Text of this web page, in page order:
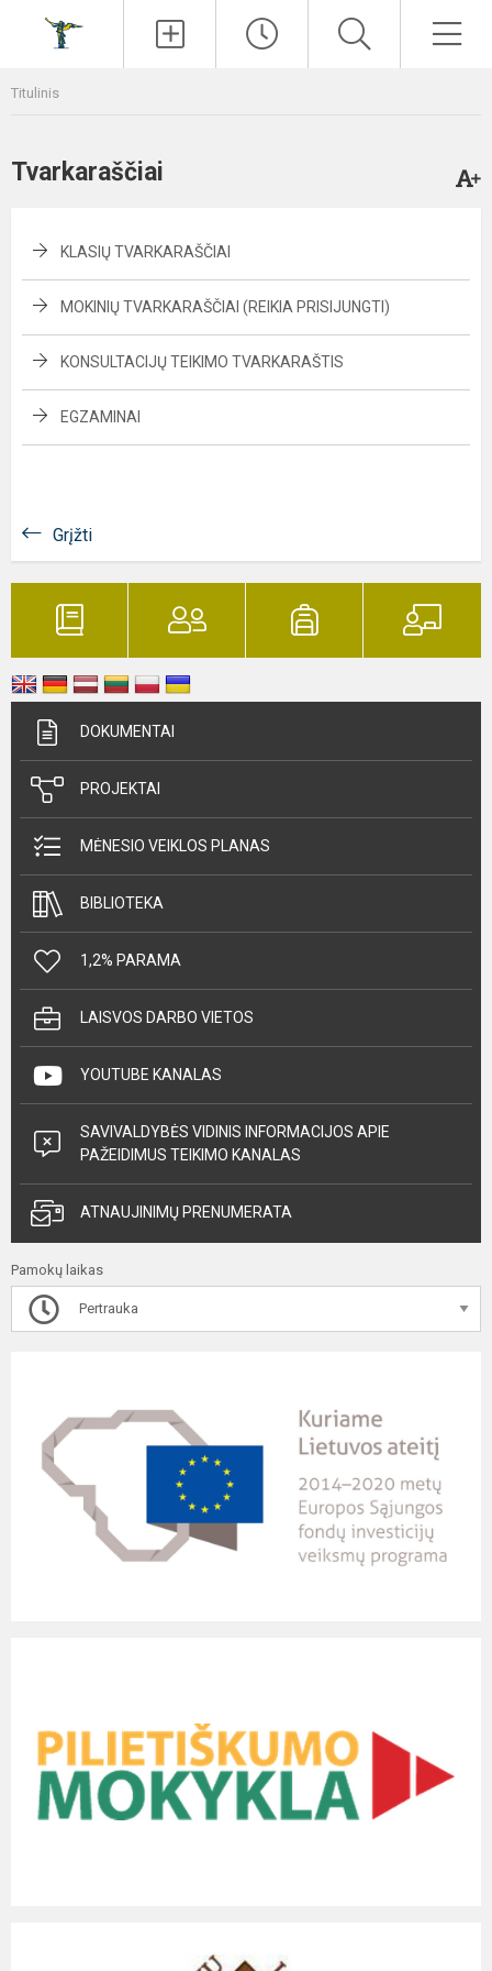
Titulinis
Tvarkaraščiai
KLASIŲ TVARKARAŠČIAI
MOKINIŲ TVARKARAŠČIAI (REIKIA PRISIJUNGTI)
KONSULTACIJŲ TEIKIMO TVARKARAŠTIS
EGZAMINAI
Grįžti
DOKUMENTAI
PROJEKTAI
MĖNESIO VEIKLOS PLANAS
BIBLIOTEKA
1,2% PARAMA
LAISVOS DARBO VIETOS
YOUTUBE KANALAS
SAVIVALDYBĖS VIDINIS INFORMACIJOS APIE
PAŽEIDIMUS TEIKIMO KANALAS
ATNAUJINIMŲ PRENUMERATA
Pamokų laikas
Pertrauka